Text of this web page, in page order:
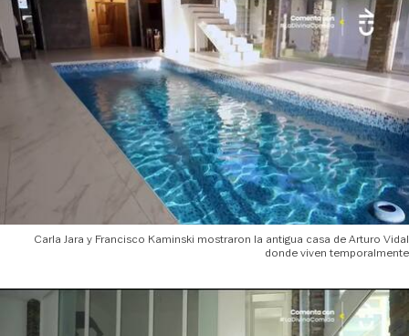
Carla Jara y Francisco Kaminski mostraron la antigua casa de Arturo Vidal
donde viven temporalmente